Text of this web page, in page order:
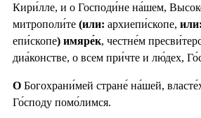
Кири́лле, и о Господи́не на́шем,
митрополи́те (или: архиепи́скопе, или:
епи́скопе) имяре́к, честне́м
диа́констве, о всем при́чте и лю́дех,
О Богохрани́мей стране́ на́шей,
Го́споду помо́лимся.